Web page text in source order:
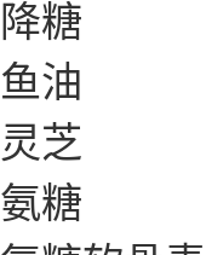
降糖
鱼油
灵芝
氨糖